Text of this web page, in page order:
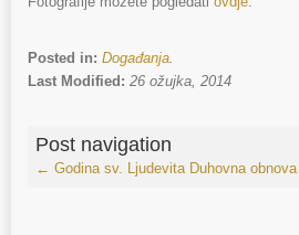
Posted in: Događanja.
Last Modified: 26 ožujka, 2014
Post navigation
← Godina sv. Ljudevita Duhovna obnova